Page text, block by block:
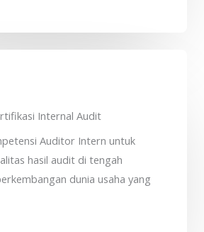
Internal Audit
Auditor Intern untuk
hasil audit di tengah
dunia usaha yang